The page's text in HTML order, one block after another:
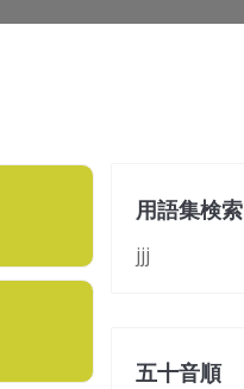
用語集検索
jjj
五十音順